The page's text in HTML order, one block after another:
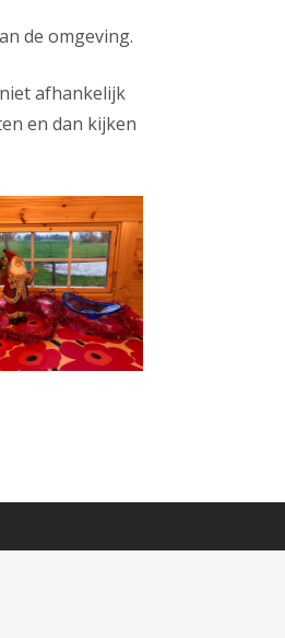
de omgeving.
afhankelijk
en dan kijken